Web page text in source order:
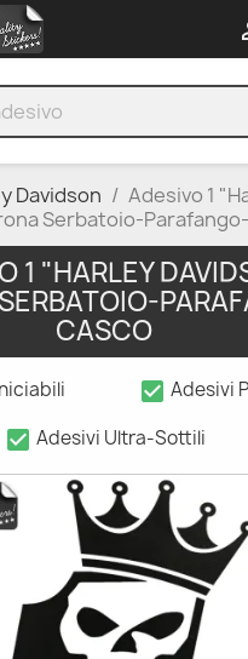
Davidson
Adesivo 1
Serbatoio-
1 "HARLEY
CASCO
check_box Adesivi
check_box Adesivi Ultra-Sottili